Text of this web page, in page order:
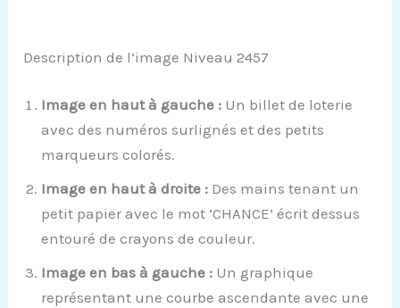
Description de l’image Niveau 2457
Image en haut à gauche : Un billet de loterie
avec des numéros surlignés et des petits
marqueurs colorés.
Image en haut à droite : Des mains tenant un
petit papier avec le mot ‘CHANCE’ écrit dessus
entouré de crayons de couleur.
Image en bas à gauche : Un graphique
représentant une courbe ascendante avec une